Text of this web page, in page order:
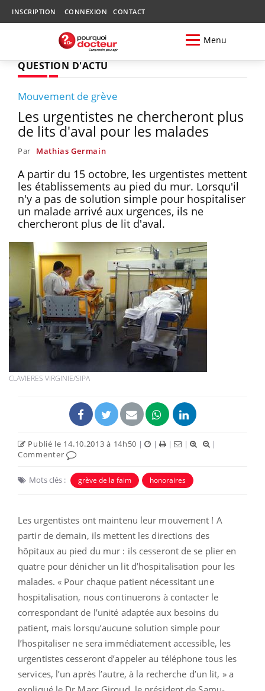
INSCRIPTION CONNEXION CONTACT
Menu
QUESTION D'ACTU
Mouvement de grève
Les urgentistes ne chercheront plus
de lits d'aval pour les malades
Par Mathias Germain
A partir du 15 octobre, les urgentistes mettent
les établissements au pied du mur. Lorsqu'il
n'y a pas de solution simple pour hospitaliser
un malade arrivé aux urgences, ils ne
chercheront plus de lit d'aval.
CLAVIERES VIRGINIE/SIPA
Publié le 14.10.2013 à 14h50 | | | |
|
Commenter
Mots clés : grève de la faim honoraires
Les urgentistes ont maintenu leur mouvement ! A
partir de demain, ils mettent les directions des
hôpitaux au pied du mur : ils cesseront de se plier en
quatre pour dénicher un lit d’hospitalisation pour les
malades. « Pour chaque patient nécessitant une
hospitalisation, nous continuerons à contacter le
correspondant de l’unité adaptée aux besoins du
patient, mais lorsqu’aucune solution simple pour
l’hospitaliser ne sera immédiatement accessible, les
urgentistes cesseront d’appeler au téléphone tous les
services, l’un après l’autre, à la recherche d’un lit, » a